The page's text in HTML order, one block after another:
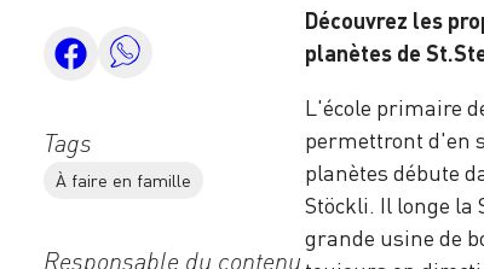
Tags
À faire en famille
Responsable du contenu
Découvrez les
planètes de
L'école primaire
permettront d'en
planètes débute
Stöckli. Il longe la
grande usine de